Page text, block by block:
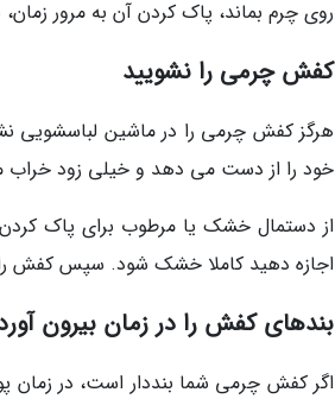
روی چرم بماند، پاک کردن آن به مرور
کفش چرمی را نشویید
هرگز کفش چرمی را در ماشین لباسشویی
خود را از دست می دهد و خیلی زود
از دستمال خشک یا مرطوب برای پاک
اجازه دهید کاملا خشک شود. سپس کفش
بندهای کفش را در زمان بیرون
اگر کفش چرمی شما بنددار است، در زمان